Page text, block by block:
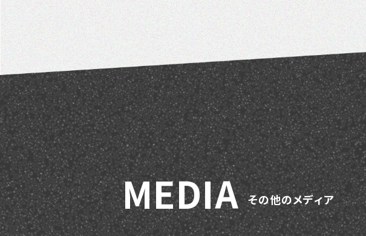
MEDIA その他のメディア